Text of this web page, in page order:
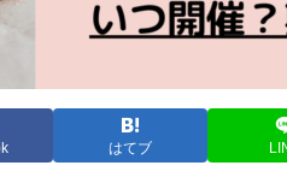
はてブ